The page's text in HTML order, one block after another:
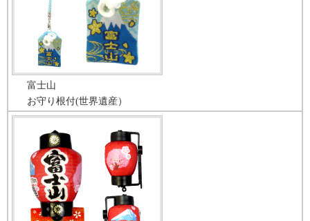
富士山
お守り根付(世界遺産）